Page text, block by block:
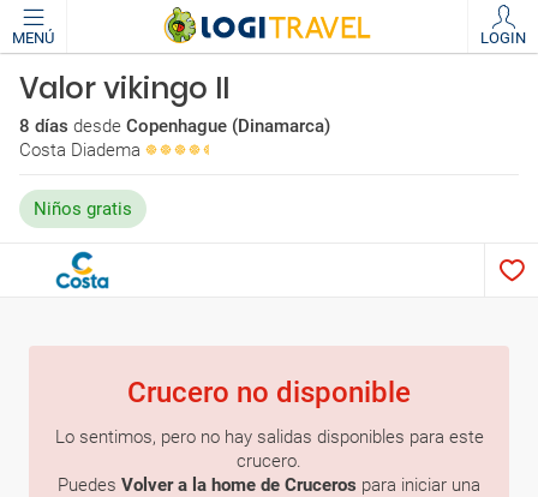
MENÚ LOGIN
Valor vikingo II
8 días desde Copenhague (Dinamarca)
Costa Diadema
Niños gratis
Crucero no disponible
Lo sentimos, pero no hay salidas disponibles para este
crucero.
Puedes Volver a la home de Cruceros para iniciar una